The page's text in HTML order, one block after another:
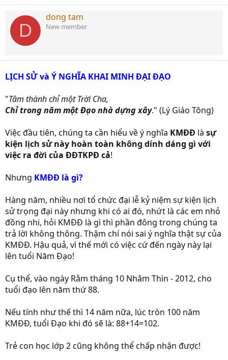
D
dong tam
New member
LỊCH SỬ và Ý NGHĨA KHAI MINH ĐẠI ĐẠO
"Tâm thành chỉ một Trời Cha,
Chỉ trong năm một Đạo nhà dựng xây." (Lý Giáo Tông)
Việc đầu tiên, chúng ta cần hiểu về ý nghĩa KMĐĐ là sự
kiện lịch sử này hoàn toàn không dính dáng gì với
việc ra đời của ĐĐTKPĐ cả!
Nhưng KMĐĐ là gì?
Hàng năm, nhiều nơi tổ chức đại lễ kỷ niệm sự kiện lịch
sử trọng đại này nhưng khi có ai đó, nhứt là các em nhỏ
đồng nhi, hỏi KMĐĐ là gì thì phần đông trong chúng ta
trả lời không thông. Thậm chí nói sai ý nghĩa thật sự của
KMĐĐ. Hậu quả, vì thế mới có việc cứ đến ngày này lại
lên tuổi Năm Đạo!
Cụ thể, vào ngày Rằm tháng 10 Nhâm Thìn - 2012, cho
tuổi đạo lên năm thứ 88.
Nếu tính như thế thì 14 năm nữa, lúc tròn 100 năm
KMĐĐ, tuổi Đạo khi đó sẽ là: 88+14=102.
Trẻ con học lớp 2 cũng không thể chấp nhận được!